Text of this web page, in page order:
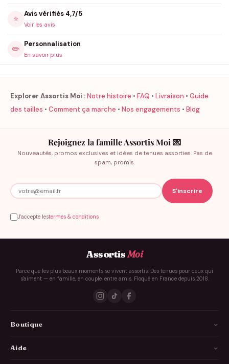
⭐
Avis vérifiés 4,7/5
Voir les avis
✏️
Personnalisation
En savoir plus
Explorer Assortis Moi :Notre histoire • FAQ • Livraison • Guide
des tailles • Comment ça marche • Nos engagements • Blog
Rejoignez la famille Assortis Moi 💌
Nouveautés, promos exclusives et idées de tenues assorties. Pas de
spam, promis.
J'accepte lestermes & conditions
AssortisMoi
Parce que les plus beaux moments se vivent assortis. Des tenues pour ceux qui
s'aiment — en famille, en couple, entre amis. Floqué en France depuis 2018.
Boutique
Aide